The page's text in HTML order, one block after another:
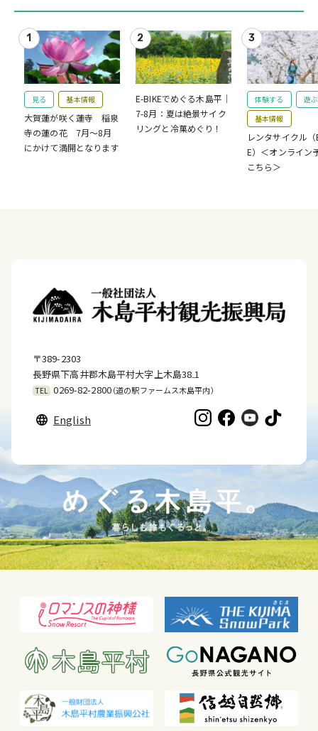
見る 基本情報
大賀蓮が咲く蓮寺 稲泉
寺の蓮の花 7月～8月
にかけて満開となります
E-BIKEでめぐる木島平｜
7-8月：夏は絶景サイク
リングと冷菓めぐり！
体験する
遊ぶ
基本情報
レンタサイクル（
E）＜オンライン
こちら＞
〒389-2303
長野県下高井郡木島平村大字上木島38₋1
TEL 0269-82-2800（道の駅ファームス木島平内）
English